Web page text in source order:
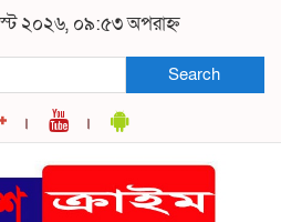
২০২৬, ০৯:৫৩ অপরাহ্ন
Search